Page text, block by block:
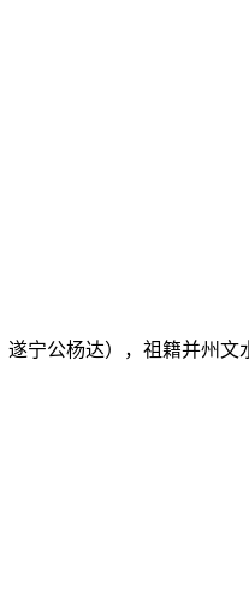
宁公杨达），祖籍并州